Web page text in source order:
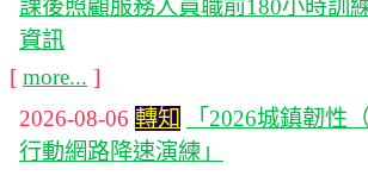
課後照顧服務人員職前180小時訓
資訊
[ more... ]
2026-08-06 轉知
「2026城鎮韌性
行動網路降速演練」